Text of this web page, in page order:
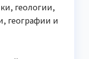
геологии,
географии и